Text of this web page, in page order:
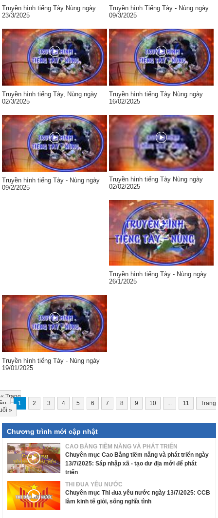
Truyền hình tiếng Tày Nùng ngày
23/3/2025
Truyền hình Tiếng Tày - Nùng ngày
09/3/2025
Truyền hình tiếng Tày, Nùng ngày
02/3/2025
Truyền hình tiếng Tày Nùng ngày
16/02/2025
Truyền hình tiếng Tày - Nùng ngày
09/2/2025
Truyền hình tiếng Tày Nùng ngày
02/02/2025
Truyền hình tiếng Tày - Nùng ngày
26/1/2025
Truyền hình tiếng Tày - Nùng ngày
19/01/2025
«Trang
1 2 3 4 5 6 7 8 9 10 11
Trang
»
Chương trình mới cập nhật
CAO BẰNG TIỀM NĂNG VÀ PHÁT TRIỂN
Chuyên mục Cao Bằng tiềm năng và phát triển ngày
13/7/2025: Sáp nhập xã - tạo dư địa mới để phát
triển
THI ĐUA YÊU NƯỚC
Chuyên mục Thi đua yêu nước ngày 13/7/2025: CCB
làm kinh tế giỏi, sống nghĩa tình